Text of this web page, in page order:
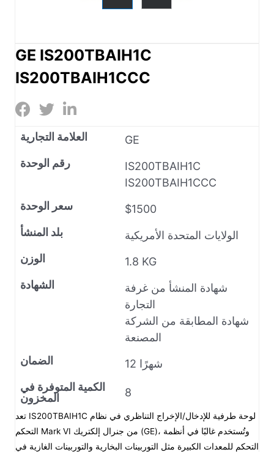
GE IS200TBAIH1C
IS200TBAIH1CCC
العلامة التجارية
GE
رقم الوحدة
IS200TBAIH1C
IS200TBAIH1CCC
سعر الوحدة
$1500
بلد المنشأ
الولايات المتحدة الأمريكية
الوزن
1.8 KG
الشهادة
شهادة المنشأ من غرفة
التجارة
شهادة المطابقة من الشركة
المصنعة
الضمان
12 شهرًا
الكمية المتوفرة في
المخزون
8
تعد IS200TBAIH1C لوحة طرفية للإدخال/الإخراج التناظري في نظام
التحكم Mark VI من جنرال إلكتريك (GE)، وتُستخدم غالبًا في أنظمة
التحكم للمعدات الكبيرة مثل التوربينات البخارية والتوربينات الغازية في